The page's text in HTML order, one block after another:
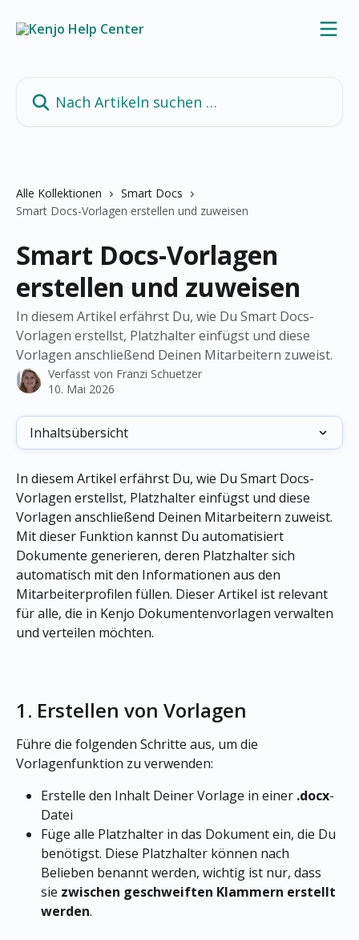
Alle Kollektionen
Smart Docs
Smart Docs-Vorlagen erstellen und zuweisen
Smart Docs-Vorlagen
erstellen und zuweisen
In diesem Artikel erfährst Du, wie Du Smart Docs-
Vorlagen erstellst, Platzhalter einfügst und diese
Vorlagen anschließend Deinen Mitarbeitern zuweist.
Verfasst von Franzi Schuetzer
10. Mai 2026
Inhaltsübersicht
In diesem Artikel erfährst Du, wie Du Smart Docs-
Vorlagen erstellst, Platzhalter einfügst und diese
Vorlagen anschließend Deinen Mitarbeitern zuweist.
Mit dieser Funktion kannst Du automatisiert
Dokumente generieren, deren Platzhalter sich
automatisch mit den Informationen aus den
Mitarbeiterprofilen füllen. Dieser Artikel ist relevant
für alle, die in Kenjo Dokumentenvorlagen verwalten
und verteilen möchten.
1. Erstellen von Vorlagen
Führe die folgenden Schritte aus, um die
Vorlagenfunktion zu verwenden:
Erstelle den Inhalt Deiner Vorlage in einer .docx-
Datei
Füge alle Platzhalter in das Dokument ein, die Du
benötigst. Diese Platzhalter können nach
Belieben benannt werden, wichtig ist nur, dass
sie zwischen geschweiften Klammern erstellt
werden.